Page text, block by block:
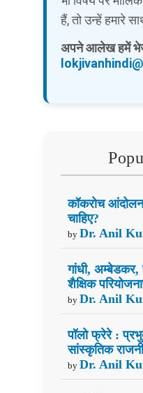
हैं, तो उन्हें हमारे
अपने आलेख हमें
कॉकरोच
चाहिए?
by Dr. Anil
गांधी, अम्बेडकर,
शैक्षिक
by Dr. Anil
पॉलो फ्रेरे :
सांस्कृतिक
by Dr. Anil